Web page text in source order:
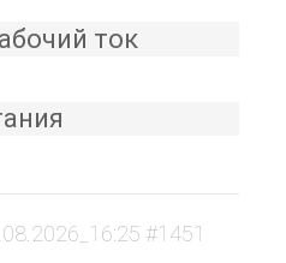
ток
#1451